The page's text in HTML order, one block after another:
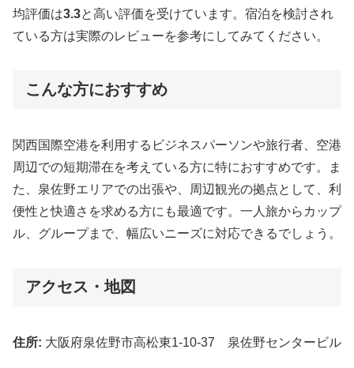
均評価は3.3と高い評価を受けています。宿泊を検討され
ている方は実際のレビューを参考にしてみてください。
こんな方におすすめ
関西国際空港を利用するビジネスパーソンや旅行者、空港
周辺での短期滞在を考えている方に特におすすめです。ま
た、泉佐野エリアでの出張や、周辺観光の拠点として、利
便性と快適さを求める方にも最適です。一人旅からカップ
ル、グループまで、幅広いニーズに対応できるでしょう。
アクセス・地図
住所: 大阪府泉佐野市高松東1-10-37 泉佐野センタービル